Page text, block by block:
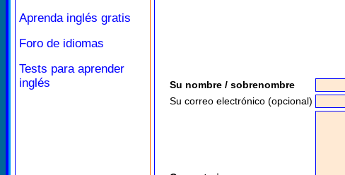
Aprenda inglés gratis
Foro de idiomas
Tests para aprender
inglés
Su nombre / sobrenombre
Su correo electrónico (opcional)